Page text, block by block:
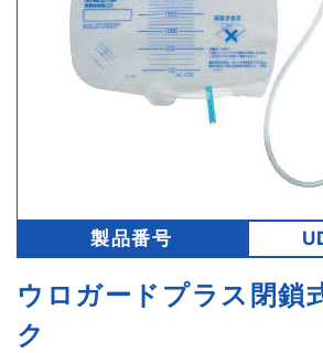
製品番号
ウロガードプラス閉鎖
ク